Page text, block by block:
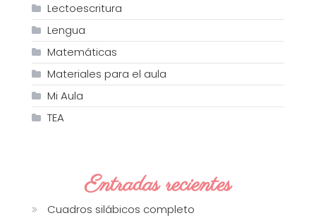
Lectoescritura
Lengua
Matemáticas
Materiales para el aula
Mi Aula
TEA
Entradas recientes
Cuadros silábicos completo